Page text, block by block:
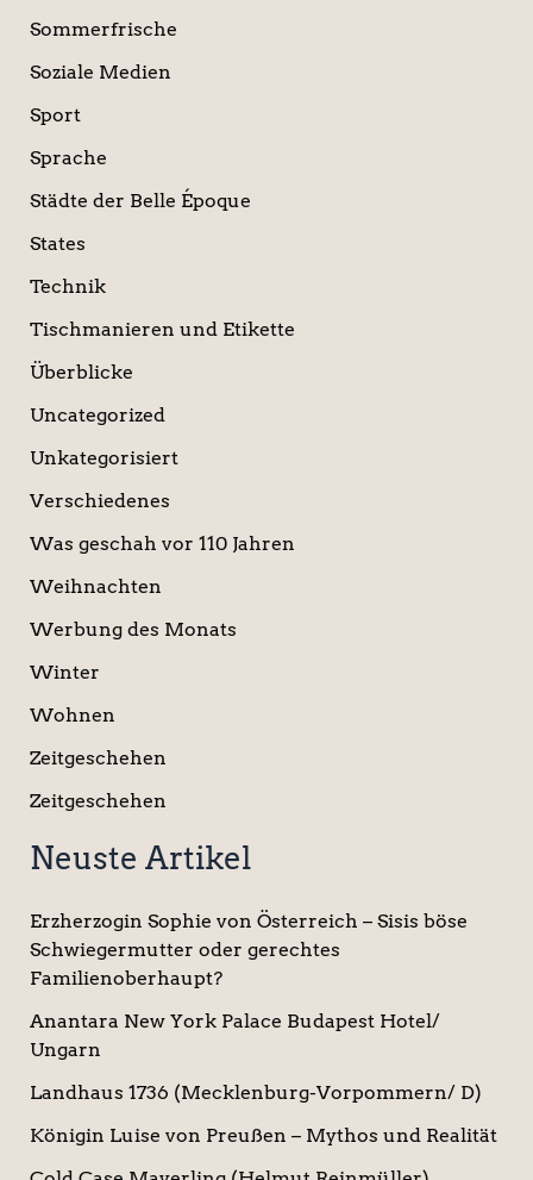
Sommerfrische
Soziale Medien
Sport
Sprache
Städte der Belle Époque
States
Technik
Tischmanieren und Etikette
Überblicke
Uncategorized
Unkategorisiert
Verschiedenes
Was geschah vor 110 Jahren
Weihnachten
Werbung des Monats
Winter
Wohnen
Zeitgeschehen
Zeitgeschehen
Neuste Artikel
Erzherzogin Sophie von Österreich – Sisis böse
Schwiegermutter oder gerechtes
Familienoberhaupt?
Anantara New York Palace Budapest Hotel/
Ungarn
Landhaus 1736 (Mecklenburg-Vorpommern/ D)
Königin Luise von Preußen – Mythos und Realität